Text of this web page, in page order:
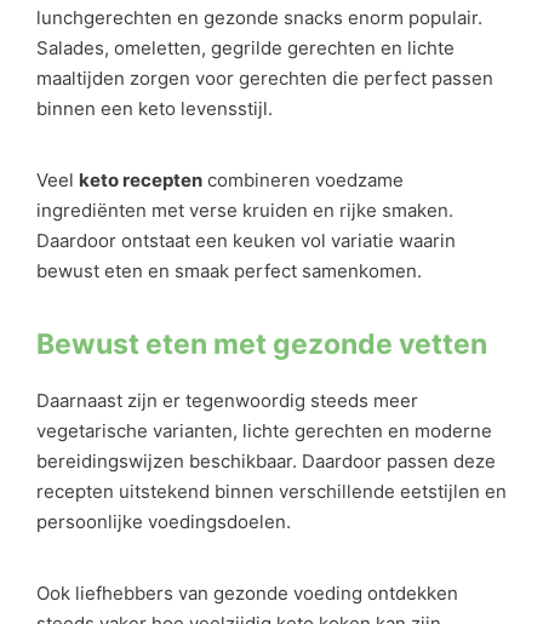
lunchgerechten en gezonde snacks enorm populair.
Salades, omeletten, gegrilde gerechten en lichte
maaltijden zorgen voor gerechten die perfect passen
binnen een keto levensstijl.
Veel keto recepten combineren voedzame
ingrediënten met verse kruiden en rijke smaken.
Daardoor ontstaat een keuken vol variatie waarin
bewust eten en smaak perfect samenkomen.
Bewust eten met gezonde vetten
Daarnaast zijn er tegenwoordig steeds meer
vegetarische varianten, lichte gerechten en moderne
bereidingswijzen beschikbaar. Daardoor passen deze
recepten uitstekend binnen verschillende eetstijlen en
persoonlijke voedingsdoelen.
Ook liefhebbers van gezonde voeding ontdekken